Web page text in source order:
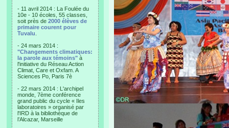
- 11 avril 2014 : La Foulée du
10e - 10 écoles, 55 classes,
soit près de 2000 élèves de
primaire courent pour
Tuvalu
- 24 mars 2014 :
"Changements climatiques:
la parole aux témoins" à
l'initiative du Réseau Action
Climat, Care et Oxfam. A
Sciences Po, Paris 7è
- 22 mars 2014 : L'archipel
monde, 7ème conférence
grand public du cycle « Iles
laboratoires » organisé par
l'IRD à la bibliothèque de
l’Alcazar, Marseille